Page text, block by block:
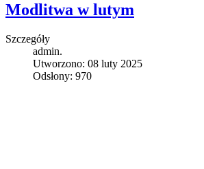
Modlitwa w lutym
Szczegóły
admin.
Utworzono: 08 luty 2025
Odsłony: 970